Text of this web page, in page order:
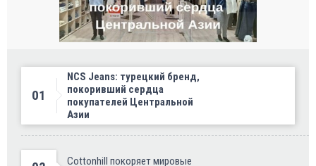
01
NCS Jeans: турецкий бренд,
покоривший сердца
покупателей Центральной
Азии
Cottonhill покоряет мировые